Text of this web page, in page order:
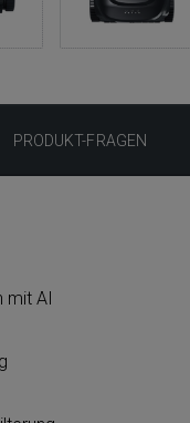
PRODUKT-FRAGEN
mit AI